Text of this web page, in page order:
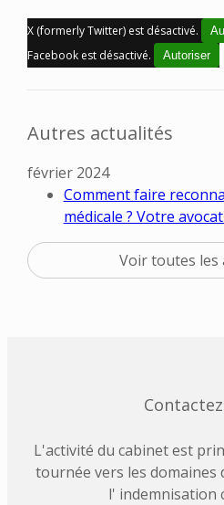
X (formerly Twitter) est désactivé.
Facebook est désactivé. Autoriser
Autres actualités
février 2024
Comment faire
médicale ? Votre
Voir toutes les
L'activité du cabinet est
tournée vers les domaines
l' indemnisation